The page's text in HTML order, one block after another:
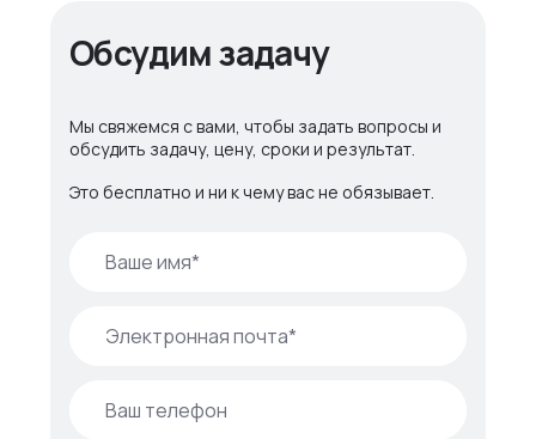
Обсудим задачу
Мы свяжемся с вами, чтобы задать вопросы и
обсудить задачу, цену, сроки и результат.
Это бесплатно и ни к чему вас не обязывает.